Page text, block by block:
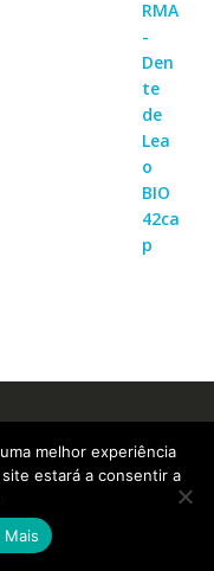
melhor experiência
estará a consentir a
Mais